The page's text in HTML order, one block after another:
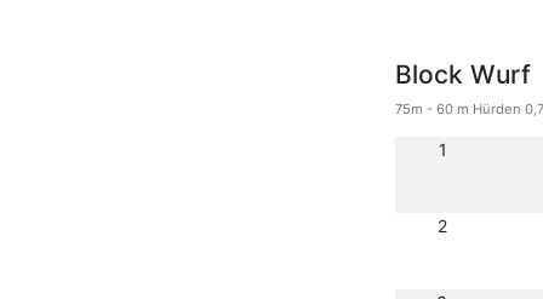
Block Wurf
75m - 60 m Hürden
1
2